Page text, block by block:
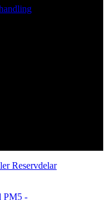
Reservdelar